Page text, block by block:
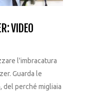
VIDEO
l'imbracatura
Guarda le
del perché migliaia